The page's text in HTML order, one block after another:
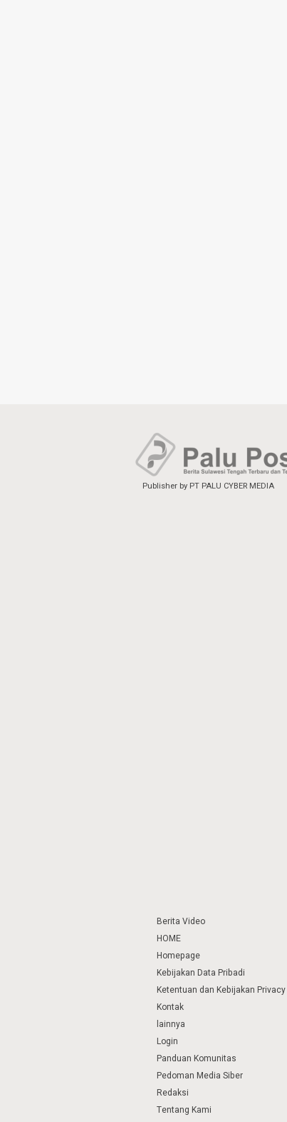
Publisher by PT PALU CYBER MEDIA
Berita Video
HOME
Homepage
Kebijakan Data Pribadi
Ketentuan dan Kebijakan Privacy
Kontak
lainnya
Login
Panduan Komunitas
Pedoman Media Siber
Redaksi
Tentang Kami